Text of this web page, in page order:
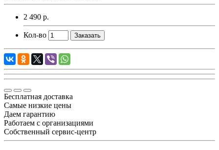
2 490 р.
Кол-во Заказать
Бесплатная доставка
Самые низкие цены
Даем гарантию
Работаем с организациями
Собственный сервис-центр